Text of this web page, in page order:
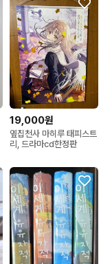
19,000원
옆집천사 마히루 태피스트
리, 드라마cd한정판